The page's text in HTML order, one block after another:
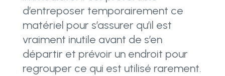
d’entreposer temporairement ce
matériel pour s’assurer qu’il est
vraiment inutile avant de s’en
départir et prévoir un endroit pour
regrouper ce qui est utilisé rarement.